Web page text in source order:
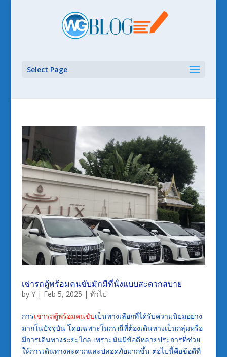
Select Page
เช่ารถตู้พร้อมคนขับมักมีที่นั่งแบบสะดวกสบาย
by Y| Feb 5, 2025 | ทั่วไป
การเช่ารถตู้พร้อมคนขับเป็นทางเลือกที่ได้รับความนิยมอย่าง
มากในปัจจุบัน โดยเฉพาะในกรณีที่ต้องเดินทางเป็นกลุ่มหรือ
มีการเดินทางระยะไกล เพราะมันมีข้อดีหลายประการที่ช่วย
ให้การเดินทางสะดวกและปลอดภัยมากขึ้น ต่อไปนี้คือข้อดีที่